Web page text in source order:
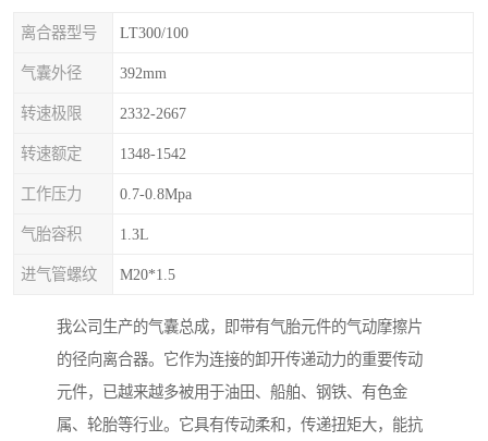
离合器型号 LT300/100
气囊外径 392mm
转速极限 2332-2667
转速额定 1348-1542
工作压力 0.7-0.8Mpa
气胎容积 1.3L
进气管螺纹 M20*1.5
我公司生产的气囊总成，即带有气胎元件的气动摩擦片
的径向离合器。它作为连接的卸开传递动力的重要传动
元件，已越来越多被用于油田、船舶、钢铁、有色金
属、轮胎等行业。它具有传动柔和，传递扭矩大，能抗